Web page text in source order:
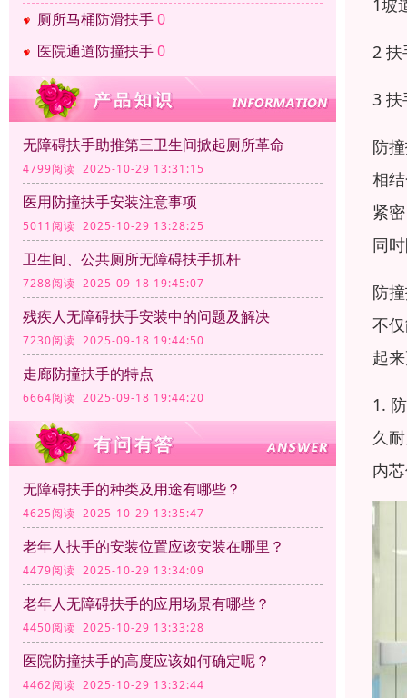
厕所马桶防滑扶手0
医院通道防撞扶手0
无障碍扶手助推第三卫生间掀起厕所革命
4799阅读 2025-10-29 13:31:15
医用防撞扶手安装注意事项
5011阅读 2025-10-29 13:28:25
卫生间、公共厕所无障碍扶手抓杆
7288阅读 2025-09-18 19:45:07
残疾人无障碍扶手安装中的问题及解决
7230阅读 2025-09-18 19:44:50
走廊防撞扶手的特点
6664阅读 2025-09-18 19:44:20
无障碍扶手的种类及用途有哪些？
4625阅读 2025-10-29 13:35:47
老年人扶手的安装位置应该安装在哪里？
4479阅读 2025-10-29 13:34:09
老年人无障碍扶手的应用场景有哪些？
4450阅读 2025-10-29 13:33:28
医院防撞扶手的高度应该如何确定呢？
4462阅读 2025-10-29 13:32:44
1坡
2
3 扶
防
相
紧
同
防
不
起
1.
久
内